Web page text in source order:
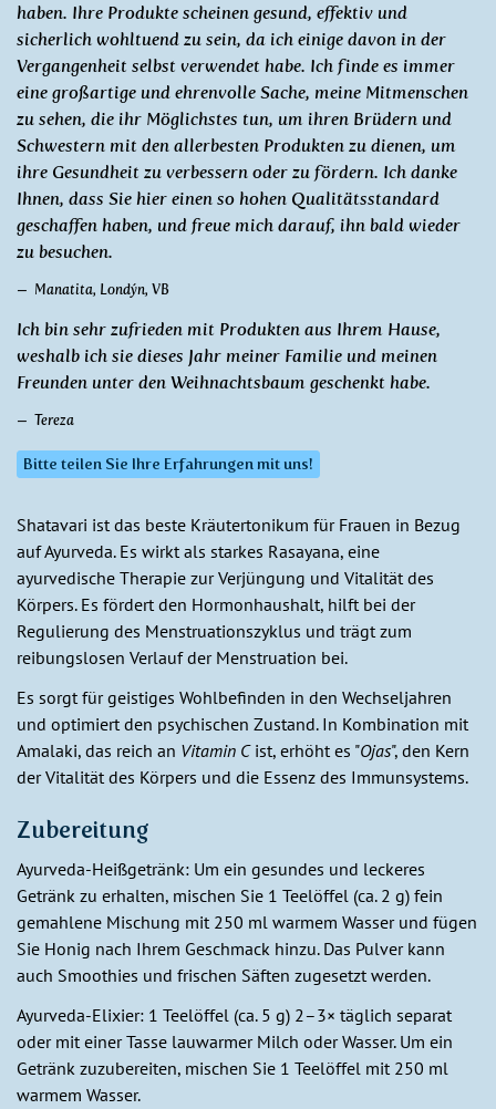
haben. Ihre Produkte scheinen gesund, effektiv und
sicherlich wohltuend zu sein, da ich einige davon in der
Vergangenheit selbst verwendet habe. Ich finde es immer
eine großartige und ehrenvolle Sache, meine Mitmenschen
zu sehen, die ihr Möglichstes tun, um ihren Brüdern und
Schwestern mit den allerbesten Produkten zu dienen, um
ihre Gesundheit zu verbessern oder zu fördern. Ich danke
Ihnen, dass Sie hier einen so hohen Qualitätsstandard
geschaffen haben, und freue mich darauf, ihn bald wieder
zu besuchen.
Manatita, Londýn, VB
Ich bin sehr zufrieden mit Produkten aus Ihrem Hause,
weshalb ich sie dieses Jahr meiner Familie und meinen
Freunden unter den Weihnachtsbaum geschenkt habe.
Tereza
Bitte teilen Sie Ihre Erfahrungen mit uns!
Shatavari ist das beste Kräutertonikum für Frauen in Bezug
auf Ayurveda. Es wirkt als starkes Rasayana, eine
ayurvedische Therapie zur Verjüngung und Vitalität des
Körpers. Es fördert den Hormonhaushalt, hilft bei der
Regulierung des Menstruationszyklus und trägt zum
reibungslosen Verlauf der Menstruation bei.
Es sorgt für geistiges Wohlbefinden in den Wechseljahren
und optimiert den psychischen Zustand. In Kombination mit
Amalaki, das reich an Vitamin Cist, erhöht es "Ojas", den Kern
der Vitalität des Körpers und die Essenz des Immunsystems.
Zubereitung
Ayurveda-Heißgetränk: Um ein gesundes und leckeres
Getränk zu erhalten, mischen Sie 1 Teelöffel (ca. 2 g) fein
gemahlene Mischung mit 250 ml warmem Wasser und fügen
Sie Honig nach Ihrem Geschmack hinzu. Das Pulver kann
auch Smoothies und frischen Säften zugesetzt werden.
Ayurveda-Elixier: 1 Teelöffel (ca. 5 g) 2–3× täglich separat
oder mit einer Tasse lauwarmer Milch oder Wasser. Um ein
Getränk zuzubereiten, mischen Sie 1 Teelöffel mit 250 ml
warmem Wasser.